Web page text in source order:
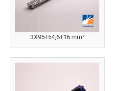
3X95+54,6+16 mm²